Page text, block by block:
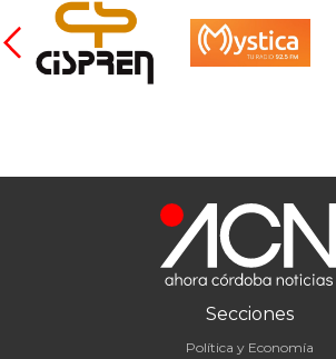
Secciones
Política y Economía